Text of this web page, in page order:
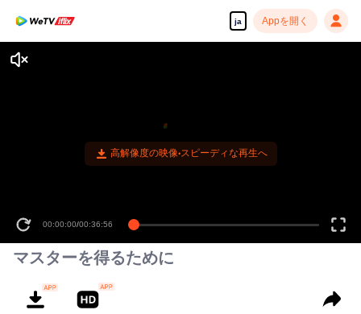
ja Appを開く
高解像度の映像•スピーディな再生へ
00:00:00/00:36:56
マスターを得るために